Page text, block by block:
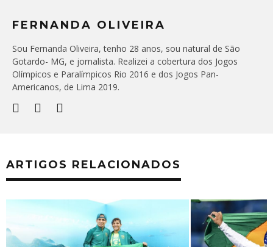
FERNANDA OLIVEIRA
Sou Fernanda Oliveira, tenho 28 anos, sou natural de São
Gotardo- MG, e jornalista. Realizei a cobertura dos Jogos
Olímpicos e Paralímpicos Rio 2016 e dos Jogos Pan-
Americanos, de Lima 2019.
ARTIGOS RELACIONADOS